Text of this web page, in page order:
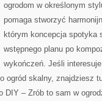
ogrodom w określonym
pomaga stworzyć
którym koncepcja spotyka
wstępnego planu po
wykończeń. Jeśli
ogród skalny, znajdziesz
DIY – Zrób to sam w